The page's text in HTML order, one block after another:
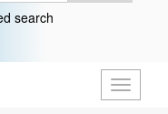
search
Toggle